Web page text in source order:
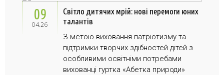
09
04.26
Світло дитячих мрій: нові перемоги юних
талантів
З метою виховання патріотизму та
підтримки творчих здібностей дітей з
особливими освітніми потребами
вихованці гуртка «Абетка природи»